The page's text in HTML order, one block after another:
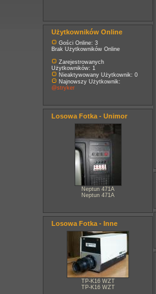
Użytkowników Online
Gości Online: 3
Brak Użytkowników Online
Zarejestrowanych
Użytkowników: 1
Nieaktywowany Użytkownik: 0
Najnowszy Użytkownik:
@stryker
Losowa Fotka - Unimor
Neptun 471A
Neptun 471A
Losowa Fotka - Inne
TP-K16 WZT
TP-K16 WZT